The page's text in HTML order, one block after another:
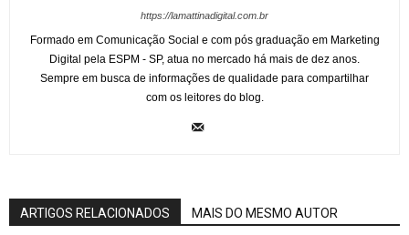
https://lamattinadigital.com.br
Formado em Comunicação Social e com pós graduação em Marketing
Digital pela ESPM - SP, atua no mercado há mais de dez anos.
Sempre em busca de informações de qualidade para compartilhar
com os leitores do blog.
ARTIGOS RELACIONADOS MAIS DO MESMO AUTOR